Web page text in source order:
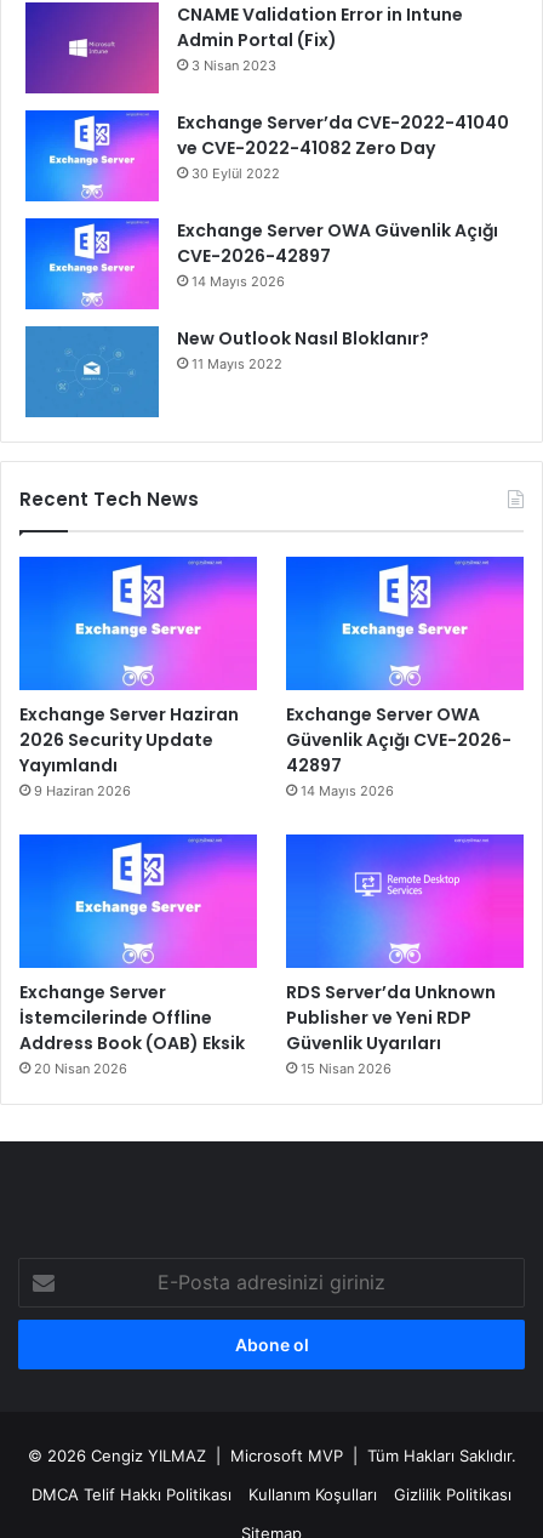
CNAME Validation Error in Intune
Admin Portal (Fix)
3 Nisan 2023
Exchange Server’da CVE-2022-41040
ve CVE-2022-41082 Zero Day
30 Eylül 2022
Exchange Server OWA Güvenlik Açığı
CVE-2026-42897
14 Mayıs 2026
New Outlook Nasıl Bloklanır?
11 Mayıs 2022
Recent Tech News
Exchange Server Haziran
2026 Security Update
Yayımlandı
9 Haziran 2026
Exchange Server OWA
Güvenlik Açığı CVE-2026-
42897
14 Mayıs 2026
Exchange Server
İstemcilerinde Offline
Address Book (OAB) Eksik
20 Nisan 2026
RDS Server’da Unknown
Publisher ve Yeni RDP
Güvenlik Uyarıları
15 Nisan 2026
Posta
adresinizi
© 2026 Cengiz YILMAZ| Microsoft MVP | Tüm Hakları Saklıdır.
DMCA Telif Hakkı Politikası
Kullanım Koşulları
Gizlilik Politikası
Sitemap